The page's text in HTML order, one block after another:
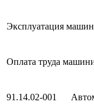
Эксплуатация
Оплата труда
91.14.02-001